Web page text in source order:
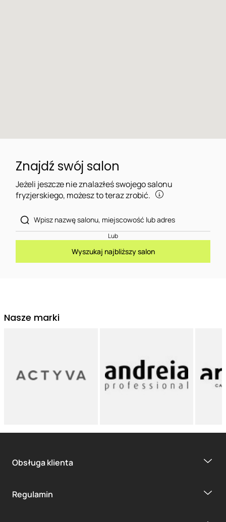
Znajdź swój salon
Jeżeli jeszcze nie znalazłeś swojego salonu
fryzjerskiego, możesz to teraz zrobić.
Lub
Wyszukaj najbliższy salon
Nasze marki
Obsługa klienta
Regulamin